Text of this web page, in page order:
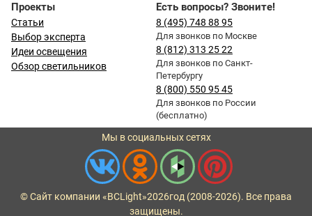
Проекты
Статьи
Выбор эксперта
Идеи освещения
Обзор светильников
Есть вопросы? Звоните!
8 (495) 748 88 95
Для звонков по Москве
8 (812) 313 25 22
Для звонков по Санкт-
Петербургу
8 (800) 550 95 45
Для звонков по России
(бесплатно)
Мы в социальных сетях
© Сайт компании «BCLight»2026год (2008-2026). Все права
защищены.